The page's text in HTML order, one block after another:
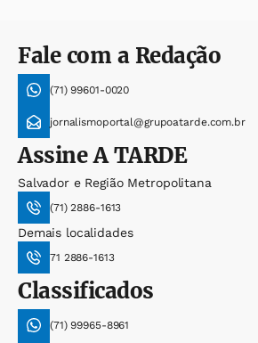
Fale com a Redação
(71) 99601-0020
jornalismoportal@grupoatarde.com.br
AssineA TARDE
Salvador e Região Metropolitana
(71) 2886-1613
Demais localidades
71 2886-1613
Classificados
(71) 99965-8961